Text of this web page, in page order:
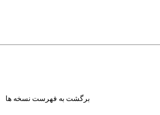
برگشت به فهرست نسخه ها